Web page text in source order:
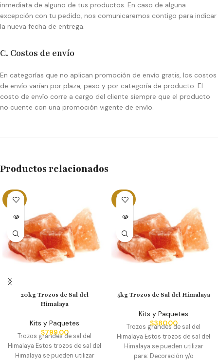
inmediata de alguno de tus productos. En caso de alguna
excepción con tu pedido, nos comunicaremos contigo para indicar
la nueva fecha de entrega.
C. Costos de envío
En categorías que no aplican promoción de envío gratis, los costos
de envío varían por plaza, peso y por categoría de producto. El
costo de envío corre a cargo del cliente siempre que el producto
no cuente con una promoción vigente de envío.
Productos relacionados
SOLD
OUT
20kg Trozos de Sal del
Himalaya
Kits y Paquetes
$799.00
Trozos grandes de sal del
Himalaya Estos trozos de sal del
Himalaya se pueden utilizar
SOLD
OUT
5kg Trozos de Sal del Himalaya
Kits y Paquetes
$380.00
Trozos grandes de sal del
Himalaya Estos trozos de sal del
Himalaya se pueden utilizar
para: Decoración y/o